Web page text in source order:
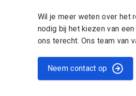
Wil je meer weten over het
nodig bij het kiezen van
ons terecht. Ons team van
Neem contact op